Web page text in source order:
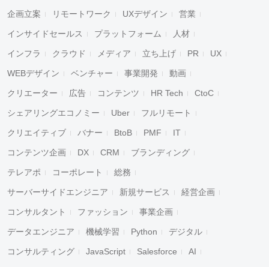
企画立案 リモートワーク UXデザイン 営業
インサイドセールス プラットフォーム 人材
インフラ クラウド メディア 立ち上げ PR UX
WEBデザイン ベンチャー 事業開発 動画
クリエーター 広告 コンテンツ HR Tech CtoC
シェアリングエコノミー Uber フルリモート
クリエイティブ バナー BtoB PMF IT
コンテンツ企画 DX CRM ブランディング
テレアポ コーポレート 総務
サーバーサイドエンジニア 新規サービス 経営企画
コンサルタント ファッション 事業企画
データエンジニア 機械学習 Python デジタル
コンサルティング JavaScript Salesforce AI